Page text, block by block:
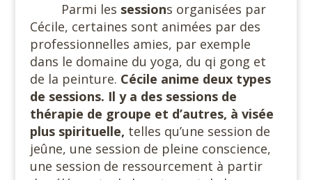
Parmi les sessions organisées par
Cécile, certaines sont animées par des
professionnelles amies, par exemple
dans le domaine du yoga, du qi gong et
de la peinture. Cécile anime deux types
de sessions. Il y a des sessions de
thérapie de groupe et d’autres, à visée
plus spirituelle, telles qu’une session de
jeûne, une session de pleine conscience,
une session de ressourcement à partir